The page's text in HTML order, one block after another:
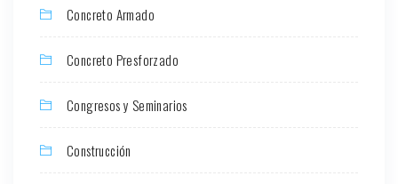
Concreto Armado
Concreto Presforzado
Congresos y Seminarios
Construcción